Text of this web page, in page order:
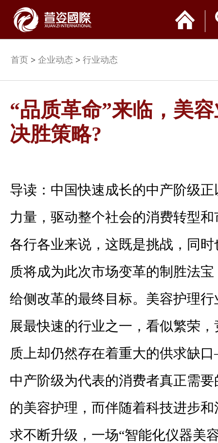
首页 > 企业动态 > 行业动态
“品质革命”来临，美
决胜策略?
导读：中国快速成长的中产阶级
力量，驱动整个社会的消费转型
各行各业来说，这既是挑战，同
质将成为此次市场变革的制胜法
给侧改革的最终目标。美容护理
展最快速的行业之一，看似繁荣
质上却仍然存在着重大的供求缺
中产阶级为代表的消费者真正需
的美容护理，而伴随着科技进步
求不断升级，一场“智能化仪器美